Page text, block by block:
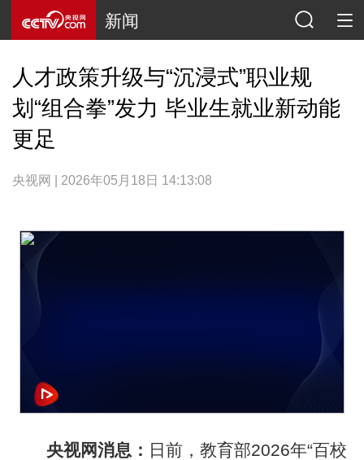
新闻
人才政策升级与“沉浸式”职业规
划“组合拳”发力 毕业生就业新动能
更足
央视网 | 2026年05月18日 14:13:08
央视网消息： 日前，教育部2026年“百校